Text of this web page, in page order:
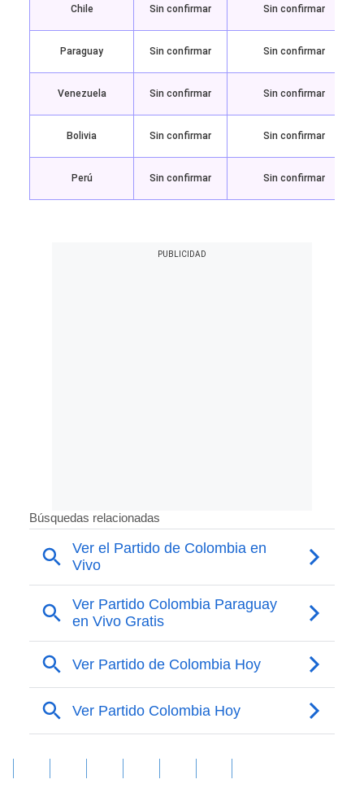
Chile Sin confirmar Sin confirmar
Paraguay Sin confirmar Sin confirmar
Venezuela Sin confirmar Sin confirmar
Bolivia Sin confirmar Sin confirmar
Perú Sin confirmar Sin confirmar